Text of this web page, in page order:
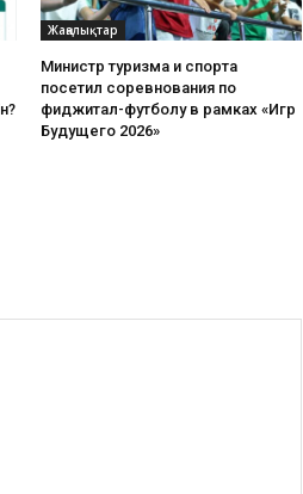
Жаңалықтар
Министр туризма и спорта
посетил соревнования по
фиджитал-футболу в рамках «Игр
Будущего 2026»